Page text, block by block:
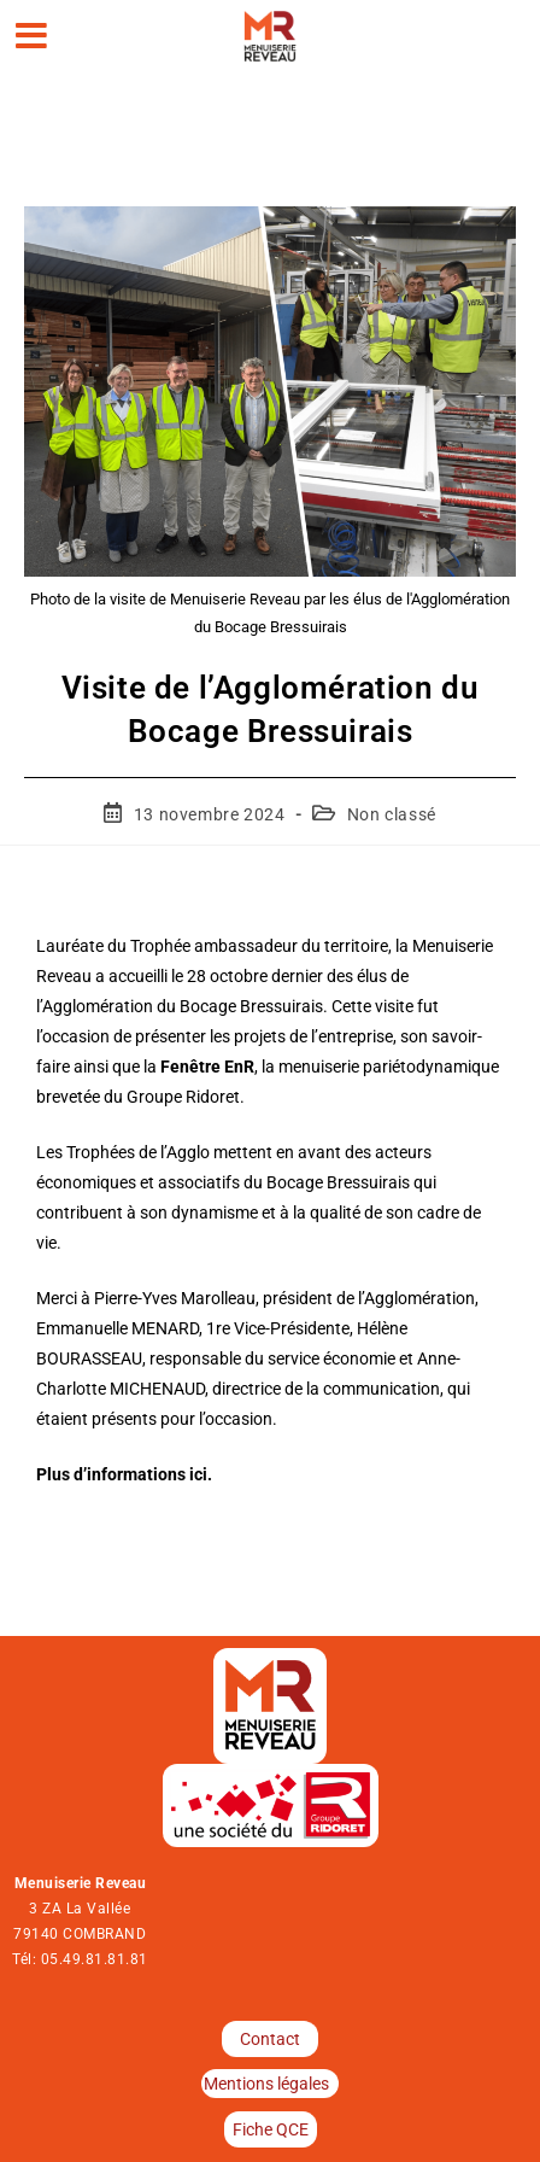
Photo de la visite de Menuiserie Reveau par les élus de l'Agglomération
du Bocage Bressuirais
Visite de l’Agglomération du
Bocage Bressuirais
13 novembre 2024 Non classé
Lauréate du Trophée ambassadeur du territoire, la Menuiserie
Reveau a accueilli le 28 octobre dernier des élus de
l’Agglomération du Bocage Bressuirais. Cette visite fut
l’occasion de présenter les projets de l’entreprise, son savoir-
faire ainsi que la Fenêtre EnR, la menuiserie pariétodynamique
brevetée du Groupe Ridoret.
Les Trophées de l’Agglo mettent en avant des acteurs
économiques et associatifs du Bocage Bressuirais qui
contribuent à son dynamisme et à la qualité de son cadre de
vie.
Merci à Pierre-Yves Marolleau, président de l’Agglomération,
Emmanuelle MENARD, 1re Vice-Présidente, Hélène
BOURASSEAU, responsable du service économie et Anne-
Charlotte MICHENAUD, directrice de la communication, qui
étaient présents pour l’occasion.
Plus d’informations ici.
Menuiserie Reveau
3 ZA La Vallée
79140 COMBRAND
Tél: 05.49.81.81.81
Contact
Mentions légales
Fiche QCE